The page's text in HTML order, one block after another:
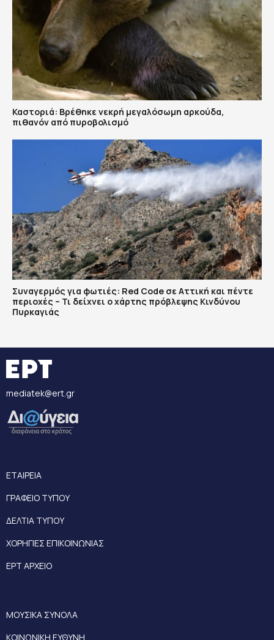
Καστοριά: Βρέθηκε νεκρή μεγαλόσωμη αρκούδα,
πιθανόν από πυροβολισμό
Συναγερμός για φωτιές: Red Code σε Αττική και πέντε
περιοχές – Τι δείχνει ο χάρτης πρόβλεψης Κινδύνου
Πυρκαγιάς
mediatek@ert.gr
ΕΤΑΙΡΕΙΑ
ΓΡΑΦΕΙΟ ΤΥΠΟΥ
ΔΕΛΤΙΑ ΤΥΠΟΥ
ΧΟΡΗΓΙΕΣ ΕΠΙΚΟΙΝΩΝΙΑΣ
ΕΡΤ ΑΡΧΕΙΟ
ΜΟΥΣΙΚΑ ΣΥΝΟΛΑ
ΚΟΙΝΩΝΙΚΗ ΕΥΘΥΝΗ